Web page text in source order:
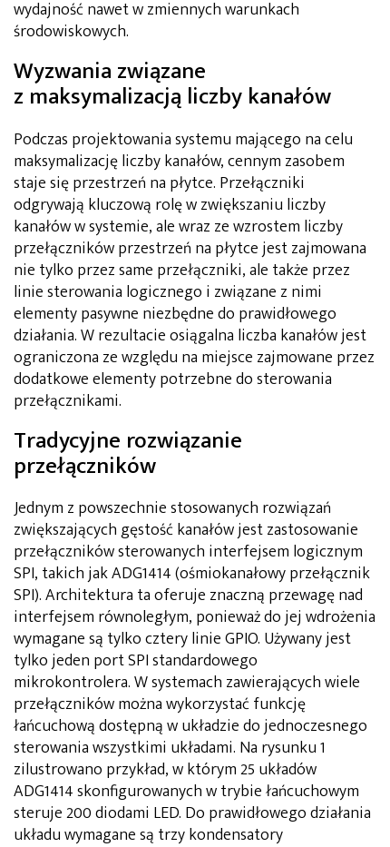
wydajność nawet w zmiennych warunkach
środowiskowych.
Wyzwania związane
z maksymalizacją liczby kanałów
Podczas projektowania systemu mającego na celu
maksymalizację liczby kanałów, cennym zasobem
staje się przestrzeń na płytce. Przełączniki
odgrywają kluczową rolę w zwiększaniu liczby
kanałów w systemie, ale wraz ze wzrostem liczby
przełączników przestrzeń na płytce jest zajmowana
nie tylko przez same przełączniki, ale także przez
linie sterowania logicznego i związane z nimi
elementy pasywne niezbędne do prawidłowego
działania. W rezultacie osiągalna liczba kanałów jest
ograniczona ze względu na miejsce zajmowane przez
dodatkowe elementy potrzebne do sterowania
przełącznikami.
Tradycyjne rozwiązanie
przełączników
Jednym z powszechnie stosowanych rozwiązań
zwiększających gęstość kanałów jest zastosowanie
przełączników sterowanych interfejsem logicznym
SPI, takich jak ADG1414 (ośmiokanałowy przełącznik
SPI). Architektura ta oferuje znaczną przewagę nad
interfejsem równoległym, ponieważ do jej wdrożenia
wymagane są tylko cztery linie GPIO. Używany jest
tylko jeden port SPI standardowego
mikrokontrolera. W systemach zawierających wiele
przełączników można wykorzystać funkcję
łańcuchową dostępną w układzie do jednoczesnego
sterowania wszystkimi układami. Na rysunku 1
zilustrowano przykład, w którym 25 układów
ADG1414 skonfigurowanych w trybie łańcuchowym
steruje 200 diodami LED. Do prawidłowego działania
układu wymagane są trzy kondensatory